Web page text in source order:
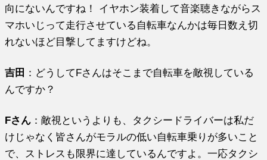
向にないんですね！ イヤホン装着して音楽聴きながらス
マホいじって走行させている自転車なんかは毎日数え切
れないほど目撃してますけどね。
吉田 ：どうしてFさんはそこまで自転車を敵視している
んですか？
Fさん ：敵視というよりも、タクシードライバーは私だ
けじゃなく皆さんがモラルの低い自転車乗りが多いこと
で、ストレスも限界に達しているんですよ。一応タクシ